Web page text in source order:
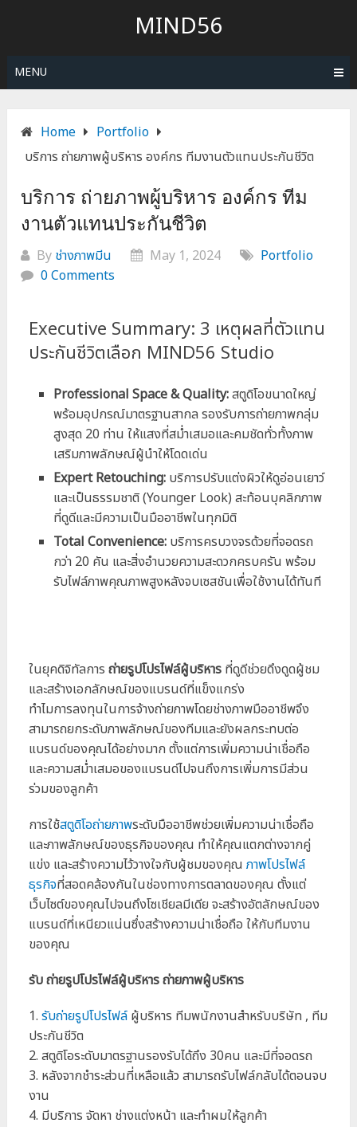
MIND56
MENU
Home
Portfolio
บริการ ถ่ายภาพผู้บริหาร องค์กร ทีมงานตัวแทนประกันชีวิต
บริการ ถ่ายภาพผู้บริหาร องค์กร ทีม
งานตัวแทนประกันชีวิต
By ช่างภาพมีน May 1, 2024
Portfolio
0 Comments
Executive Summary: 3 เหตุผลที่ตัวแทน
ประกันชีวิตเลือก MIND56 Studio
Professional Space & Quality:สตูดิโอขนาดใหญ่
พร้อมอุปกรณ์มาตรฐานสากล รองรับการถ่ายภาพกลุ่ม
สูงสุด 20 ท่าน ให้แสงที่สม่ำเสมอและคมชัดทั่วทั้งภาพ
เสริมภาพลักษณ์ผู้นำให้โดดเด่น
Expert Retouching:บริการปรับแต่งผิวให้ดูอ่อนเยาว์
และเป็นธรรมชาติ (Younger Look) สะท้อนบุคลิกภาพ
ที่ดูดีและมีความเป็นมืออาชีพในทุกมิติ
Total Convenience:บริการครบวงจรด้วยที่จอดรถ
กว่า 20 คัน และสิ่งอำนวยความสะดวกครบครัน พร้อม
รับไฟล์ภาพคุณภาพสูงหลังจบเซสชันเพื่อใช้งานได้ทันที
ในยุคดิจิทัลการถ่ายรูปโปรไฟล์ผู้บริหาร ที่ดูดีช่วยดึงดูดผู้ชม
และสร้างเอกลักษณ์ของแบรนด์ที่แข็งแกร่ง
ทำไมการลงทุนในการจ้างถ่ายภาพโดยช่างภาพมืออาชีพจึง
สามารถยกระดับภาพลักษณ์ของทีมและยังผลกระทบต่อ
แบรนด์ของคุณได้อย่างมาก ตั้งแต่การเพิ่มความน่าเชื่อถือ
และความสม่ำเสมอของแบรนด์ไปจนถึงการเพิ่มการมีส่วน
ร่วมของลูกค้า
การใช้สตูดิโอถ่ายภาพระดับมืออาชีพช่วยเพิ่มความน่าเชื่อถือ
และภาพลักษณ์ของธุรกิจของคุณ ทำให้คุณแตกต่างจากคู่
แข่ง และสร้างความไว้วางใจกับผู้ชมของคุณภาพโปรไฟล์
ธุรกิจที่สอดคล้องกันในช่องทางการตลาดของคุณ ตั้งแต่
เว็บไซต์ของคุณไปจนถึงโซเชียลมีเดีย จะสร้างอัตลักษณ์ของ
แบรนด์ที่เหนียวแน่นซึ่งสร้างความน่าเชื่อถือ ให้กับทีมงาน
ของคุณ
รับ ถ่ายรูปโปรไฟล์ผู้บริหารถ่ายภาพผู้บริหาร
1.รับถ่ายรูปโปรไฟล์ ผู้บริหาร ทีมพนักงานสำหรับบริษัท , ทีม
ประกันชีวิต
2. สตูดิโอระดับมาตรฐานรองรับได้ถึง 30คน และมีที่จอดรถ
3. หลังจากชำระส่วนที่เหลือแล้ว สามารถรับไฟล์กลับได้ตอนจบ
งาน
4. มีบริการ จัดหา ช่างแต่งหน้า และทำผมให้ลูกค้า